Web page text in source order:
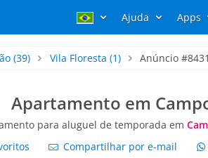
Ajuda Apps
(39) Vila Floresta (1) Anúncio
Apartamento em
para aluguel de temporada em
Compartilhar por e-mail